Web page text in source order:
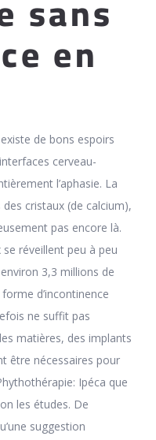
sans
en
de bons espoirs
cerveau-
l’aphasie. La
cristaux (de calcium),
pas encore là.
réveillent peu à peu
3,3 millions de
d’incontinence
ne suffit pas
matières, des implants
être nécessaires pour
Ipéca que
les études. De
suggestion